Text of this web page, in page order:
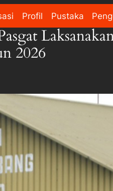
Profil Pustaka
2026